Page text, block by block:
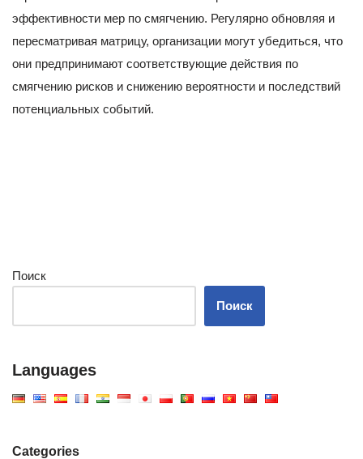
эффективности мер по смягчению. Регулярно обновляя и
пересматривая матрицу, организации могут убедиться, что
они предпринимают соответствующие действия по
смягчению рисков и снижению вероятности и последствий
потенциальных событий.
Поиск
Поиск
Languages
Categories